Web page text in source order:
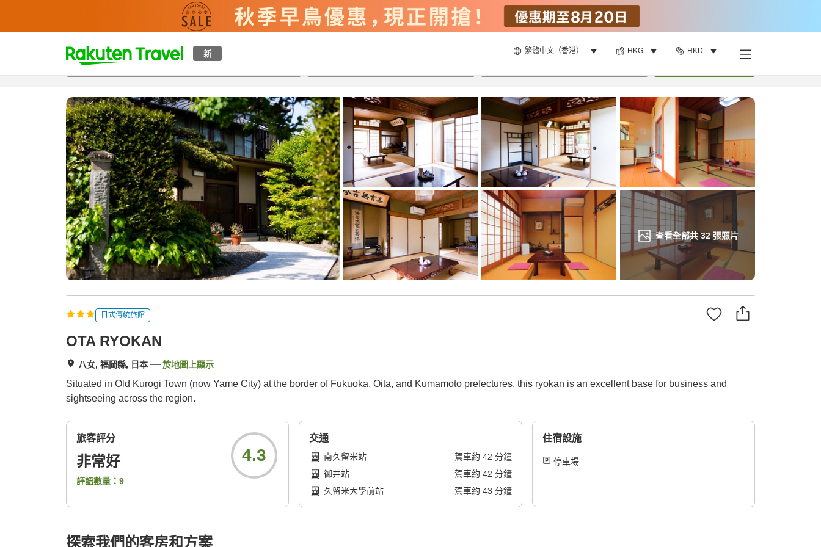
新 繁體中文（香港） HKG HKD
t
p
a
g
e
_
s
e
a
r
c
h
查看全部共32張照片
概覽房間及住宿方案 評價設施
日式傳統旅館
OTA RYOKAN
八女, 福岡縣, 日本 於地圖上顯示
Situated in Old Kurogi Town (now Yame City) at the border of Fukuoka, Oita, and Kumamoto prefectures, this ryokan is an excellent base for business and
sightseeing across the region.
旅客評分
非常好
評語數量： 9
4.3
交通
南久留米站 駕車約 42 分鐘
御井站
駕車約 42 分鐘
久留米大學前站
駕車約 43 分鐘
住宿設施
停車場
探索我們的客房和方案